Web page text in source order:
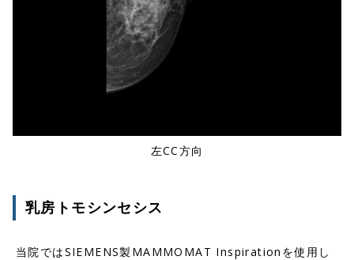
左CC方向
乳房トモシンセシス
当院ではSIEMENS製MAMMOMAT Inspirationを使用し